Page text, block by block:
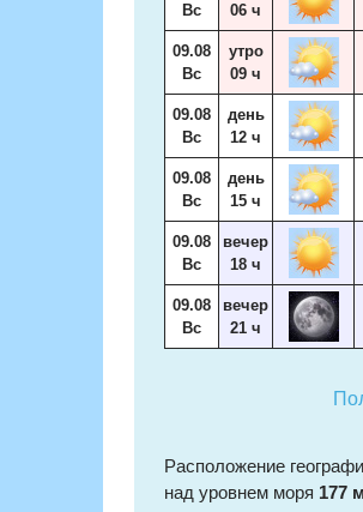
Вс
06 ч
09.08
Вс
утро
09 ч
09.08
Вс
день
12 ч
09.08
Вс
день
15 ч
09.08
Вс
вечер
18 ч
09.08
Вс
вечер
21 ч
Расположение
над уровнем моря 177